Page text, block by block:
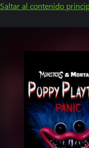
Saltar al contenido